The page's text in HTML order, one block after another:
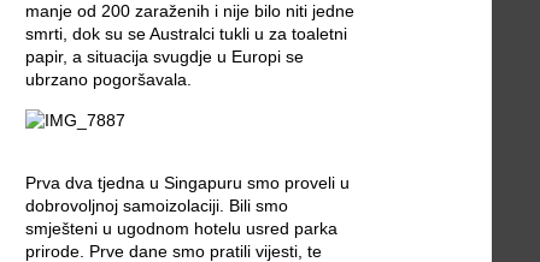
manje od 200 zaraženih i nije bilo niti jedne
smrti, dok su se Australci tukli u za toaletni
papir, a situacija svugdje u Europi se
ubrzano pogoršavala.
Prva dva tjedna u Singapuru smo proveli u
dobrovoljnoj samoizolaciji. Bili smo
smješteni u ugodnom hotelu usred parka
prirode. Prve dane smo pratili vijesti, te